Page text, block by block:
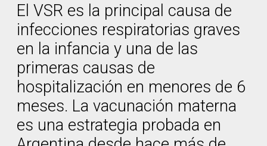
El VSR es la principal causa de
infecciones respiratorias graves
en la infancia y una de las
primeras causas de
hospitalización en menores de 6
meses. La vacunación materna
es una estrategia probada en